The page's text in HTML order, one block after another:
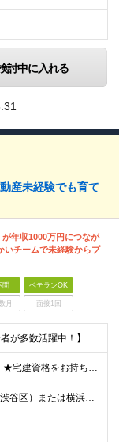
討中に入れる
産未経験でも育て
年収1000万円につなが
いチームで未経験からプ
問 ベテランOK
月 面接1回
【20代～30代の異業種出身者が多数活躍中！】 ●学歴不問 ●営業職や接客のご経験をお持ちの方 今までのご経験を加味しながらも 人間性ややる気を高く評価します。 まずはカジュアルにお会いできること
★社員の平均年収1050万円 ★宅建資格をお持ちの方は月3万円の資格手当を支給 月給30万円以上＋インセンティブ＋各種手当＋特別賞与（業績に応じて支給） ※経験・能力を考慮の上、優遇いたします。
★転勤なし！ 本社（東京都渋谷区）または横浜支店（神奈川県横浜市）での勤務となります。 【本社】 東京都渋谷区渋谷2-12-15 日本薬学会長井記念館 8F 【横浜支店】 神奈川県横浜市中区大田